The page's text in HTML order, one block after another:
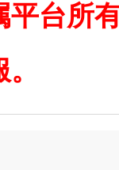
平台所